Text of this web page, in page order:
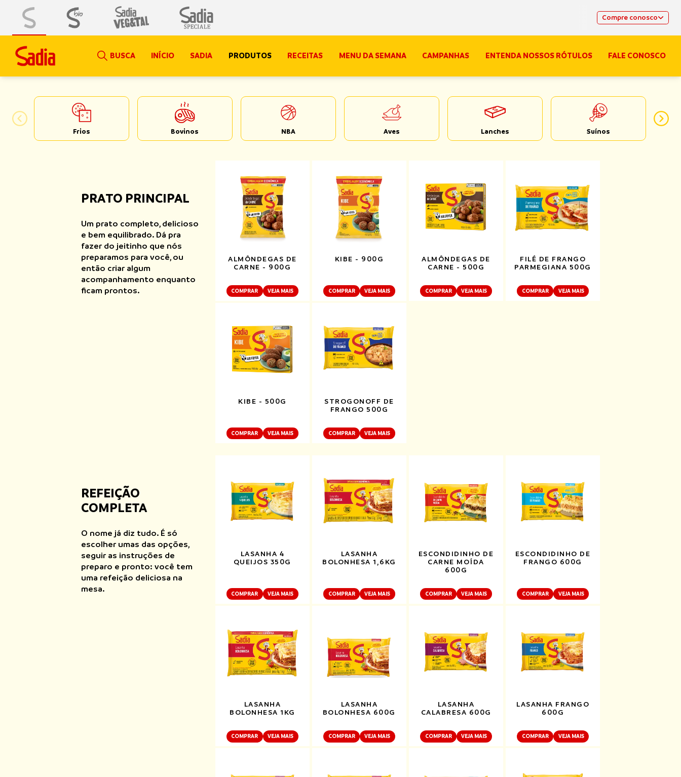
Compre conosco
BUSCA INÍCIO SADIA PRODUTOS RECEITAS MENU DA SEMANA CAMPANHAS ENTENDA NOSSOS RÓTULOS FALE CONOSCO
Frios Bovinos NBA Aves Lanches Suínos
PRATO PRINCIPAL
Um prato completo, delicioso
e bem equilibrado. Dá pra
fazer do jeitinho que nós
preparamos para você, ou
então criar algum
acompanhamento enquanto
ficam prontos.
ALMÔNDEGAS DE
CARNE - 900G
COMPRAR VEJA MAIS
KIBE - 900G
COMPRAR VEJA MAIS
ALMÔNDEGAS DE
CARNE - 500G
COMPRAR VEJA MAIS
FILÉ DE FRANGO
PARMEGIANA 500G
COMPRAR VEJA MAIS
KIBE - 500G
COMPRAR VEJA MAIS
STROGONOFF DE
FRANGO 500G
COMPRAR VEJA MAIS
REFEIÇÃO
COMPLETA
O nome já diz tudo. É só
escolher umas das opções,
seguir as instruções de
preparo e pronto: você tem
uma refeição deliciosa na
mesa.
LASANHA 4
QUEIJOS 350G
COMPRAR VEJA MAIS
LASANHA
BOLONHESA 1,6KG
COMPRAR VEJA MAIS
ESCONDIDINHO DE
CARNE MOÍDA
600G
COMPRAR VEJA MAIS
ESCONDIDINHO DE
FRANGO 600G
COMPRAR VEJA MAIS
LASANHA
BOLONHESA 1KG
COMPRAR VEJA MAIS
LASANHA
BOLONHESA 600G
COMPRAR VEJA MAIS
LASANHA
CALABRESA 600G
COMPRAR VEJA MAIS
LASANHA FRANGO
600G
COMPRAR VEJA MAIS